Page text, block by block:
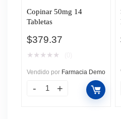
Copinar 50mg 14
Tabletas
$379.37
★ ★ ★ ★ ★
Vendido por Farmacia Demo